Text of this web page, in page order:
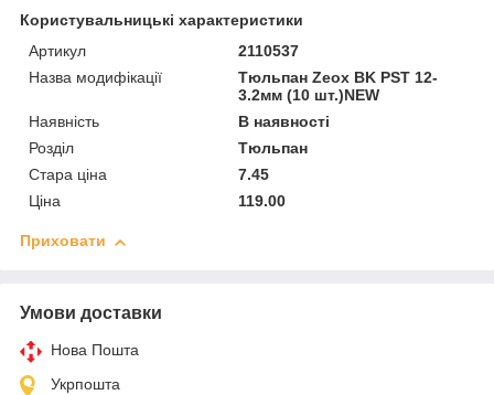
Користувальницькі характеристики
Артикул
2110537
Назва модифікації
Тюльпан Zeox BK PST 12-
3.2мм (10 шт.)NEW
Наявність
В наявності
Розділ
Тюльпан
Стара ціна
7.45
Ціна
119.00
Приховати
Умови доставки
Нова Пошта
Укрпошта